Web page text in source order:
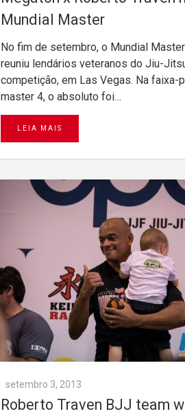
Mundial Master
No fim de setembro, o Mundial
reuniu lendários veteranos do Jiu-
competição, em Las Vegas. Na faixa-
master 4, o absoluto foi…
LEIA MAIS
setembro 3, 2013
Roberto Traven BJJ team